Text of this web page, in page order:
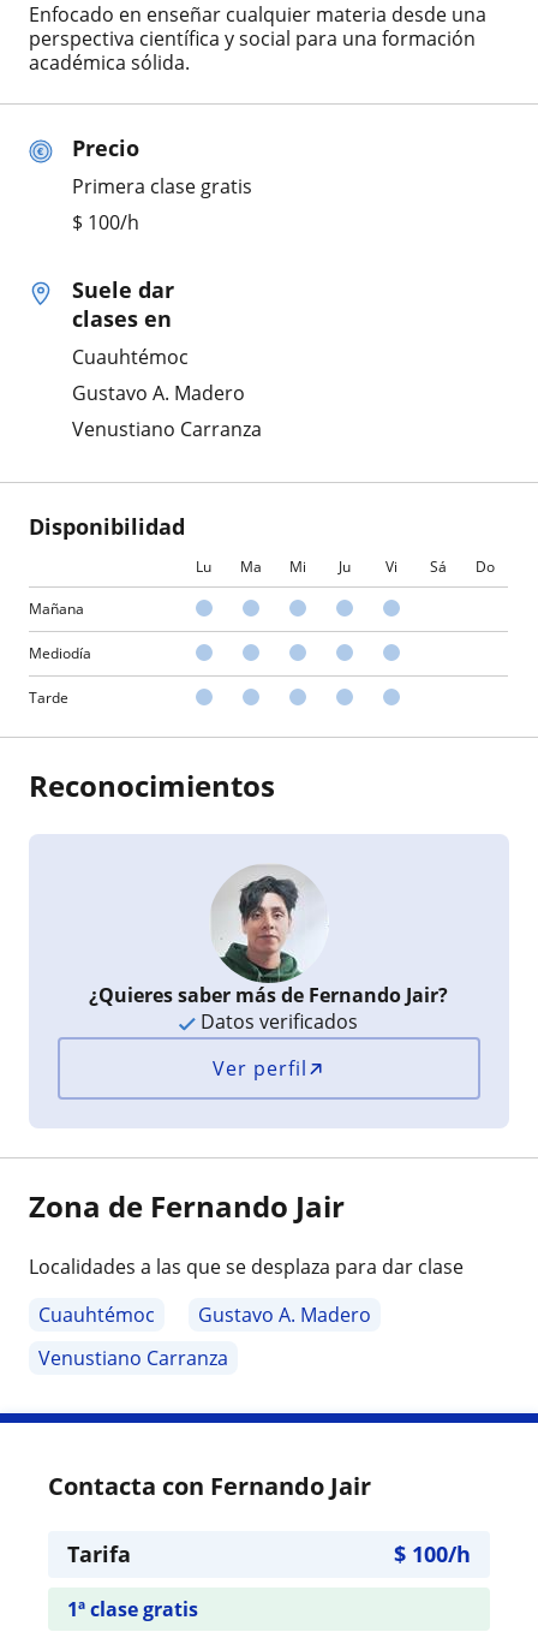
Precio
Primera clase gratis
$ 100/h
Suele dar
clases en
Cuauhtémoc
Gustavo A. Madero
Venustiano Carranza
Disponibilidad
Lu Ma Mi Ju Vi Sá Do
Mañana
Mediodía
Tarde
Enfocado en enseñar cualquier materia desde una
perspectiva científica y social para una formación
académica sólida.
Reconocimientos
¿Quieres saber más de Fernando Jair?
Datos verificados
Ver perfil
Zona de Fernando Jair
Localidades a las que se desplaza para dar clase
Cuauhtémoc
Gustavo A. Madero
Venustiano Carranza
Contacta con Fernando Jair
Tarifa $ 100/h
1ª clase gratis